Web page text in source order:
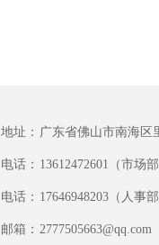
地址： 广东省佛山市南海区
电话： 13612472601（市场
电话： 17646948203（人事
邮箱： 2777505663@qq.com